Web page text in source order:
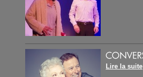
Lire la suite